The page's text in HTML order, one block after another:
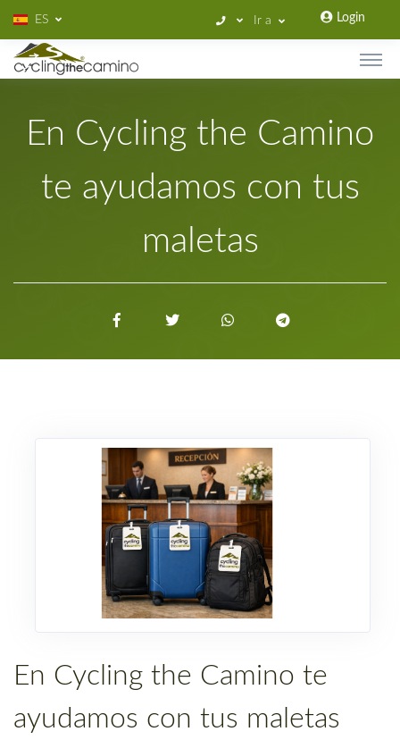
ES Ir a Login
En Cycling the Camino
te ayudamos con tus
maletas
En Cycling the Camino te
ayudamos con tus maletas